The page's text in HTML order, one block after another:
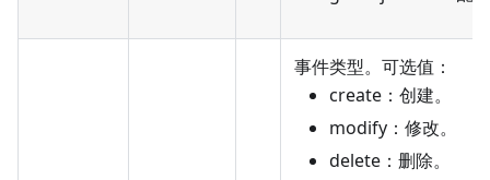
事件类型。可选值：
create：创建。
modify：修改。
delete：删除。